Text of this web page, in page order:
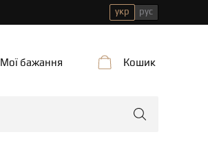
укр рус
Мої бажання Кошик